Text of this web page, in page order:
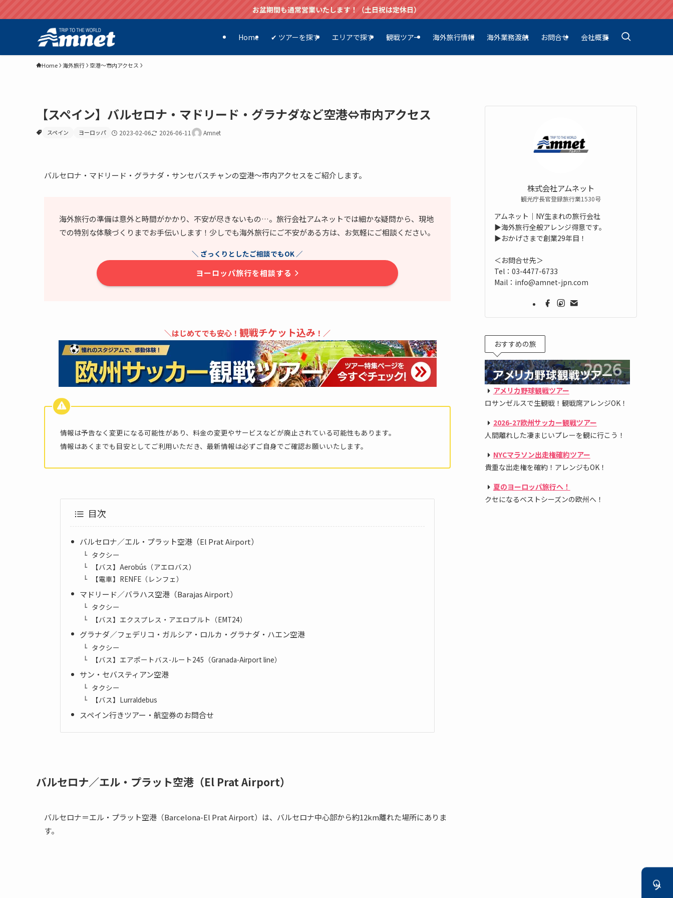
お盆期間も通常営業いたします！（土日祝は定休日）
Home ✔ ツアーを探す エリアで探す 観戦ツアー 海外旅行情報 海外業務渡航 お問合せ 会社概要
Home 海外旅行 空港～市内アクセス
【スペイン】バルセロナ・マドリード・グラナダなど空港⇔市内アクセス
スペイン ヨーロッパ 2023-02-06 2026-06-11 Amnet
バルセロナ・マドリード・グラナダ・サンセバスチャンの空港～市内アクセスをご紹介します。
海外旅行の準備は意外と時間がかかり、不安が尽きないもの…。旅行会社アムネットでは細かな疑問から、現地
での特別な体験づくりまでお手伝いします！少しでも海外旅行にご不安がある方は、お気軽にご相談ください。
＼ ざっくりとしたご相談でもOK ／
ヨーロッパ旅行を相談する
＼はじめてでも安心！ 観戦チケット込み ！／
情報は予告なく変更になる可能性があり、料金の変更やサービスなどが廃止されている可能性もあります。
情報はあくまでも目安としてご利用いただき、最新情報は必ずご自身でご確認お願いいたします。
目次
バルセロナ／エル・プラット空港（El Prat Airport）
タクシー
【バス】Aerobús（アエロバス）
【電車】RENFE（レンフェ）
マドリード／バラハス空港（Barajas Airport）
タクシー
【バス】エクスプレス・アエロプルト（EMT24）
グラナダ／フェデリコ・ガルシア・ロルカ・グラナダ・ハエン空港
タクシー
【バス】エアポートバス-ルート245（Granada-Airport line）
サン・セバスティアン空港
タクシー
【バス】Lurraldebus
スペイン行きツアー・航空券のお問合せ
バルセロナ／エル・プラット空港（El Prat Airport）
バルセロナ＝エル・プラット空港（Barcelona-El Prat Airport）は、バルセロナ中心部から約12km離れた場所にありま
す。
株式会社アムネット
観光庁長官登録旅行業1530号
アムネット｜NY生まれの旅行会社
▶海外旅行全般アレンジ得意です。
▶おかげさまで創業29年目！
＜お問合せ先＞
Tel：03-4477-6733
Mail：info@amnet-jpn.com
おすすめの旅
アメリカ野球観戦ツアー
ロサンゼルスで生観戦！観戦席アレンジOK！
2026-27欧州サッカー観戦ツアー
人間離れした凄まじいプレーを観に行こう！
NYCマラソン出走権確約ツアー
貴重な出走権を確約！アレンジもOK！
夏のヨーロッパ旅行へ！
クセになるベストシーズンの欧州へ！